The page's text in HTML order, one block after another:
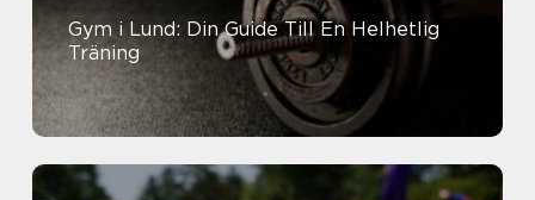
Gym i Lund: Din Guide Till En Helhetlig
Träning